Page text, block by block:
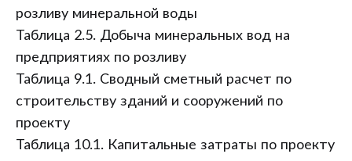
розливу минеральной воды
Таблица 2.5. Добыча минеральных вод на
предприятиях по розливу
Таблица 9.1. Сводный сметный расчет по
строительству зданий и сооружений по
проекту
Таблица 10.1. Капитальные затраты по проекту